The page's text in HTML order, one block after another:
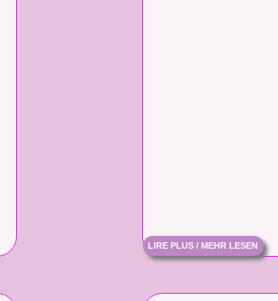
LIRE PLUS / MEHR LESEN